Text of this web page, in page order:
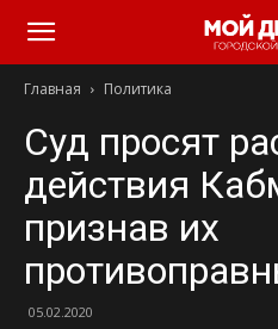
Главная Политика
Суд просят
действия
признав их
05.02.2020